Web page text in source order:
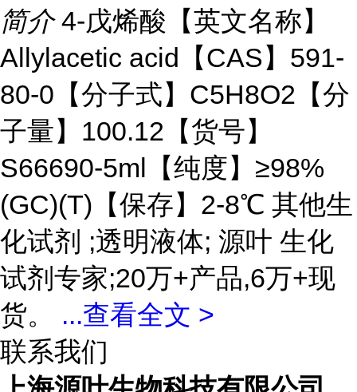
简介 4-戊烯酸【英文名称】
Allylacetic acid【CAS】591-
80-0【分子式】C5H8O2【分
子量】100.12【货号】
S66690-5ml【纯度】≥98%
(GC)(T)【保存】2-8℃ 其他生
化试剂 ;透明液体; 源叶 生化
试剂专家;20万+产品,6万+现
货。 ...查看全文 >
联系我们